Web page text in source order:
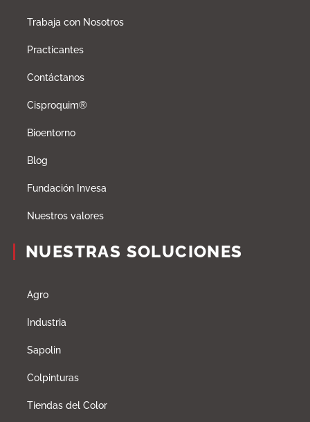
Trabaja con Nosotros
Practicantes
Contáctanos
Cisproquim®
Bioentorno
Blog
Fundación Invesa
Nuestros valores
NUESTRAS SOLUCIONES
Agro
Industria
Sapolin
Colpinturas
Tiendas del Color